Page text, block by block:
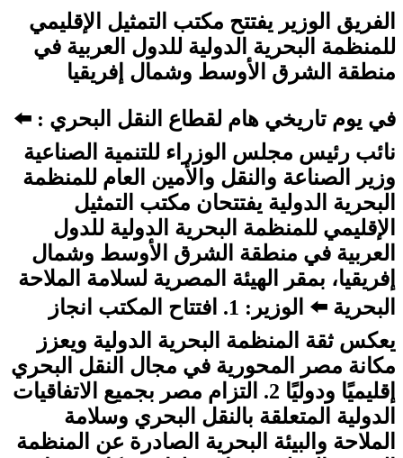
الفريق الوزير يفتتح مكتب التمثيل الإقليمي
للمنظمة البحرية الدولية للدول العربية في
منطقة الشرق الأوسط وشمال إفريقيا
في يوم تاريخي هام لقطاع النقل البحري : ⬅️
نائب رئيس مجلس الوزراء للتنمية الصناعية
وزير الصناعة والنقل والأمين العام للمنظمة
البحرية الدولية يفتتحان مكتب التمثيل
الإقليمي للمنظمة البحرية الدولية للدول
العربية في منطقة الشرق الأوسط وشمال
إفريقيا، بمقر الهيئة المصرية لسلامة الملاحة
البحرية ⬅️ الوزير: 1. افتتاح المكتب انجاز
يعكس ثقة المنظمة البحرية الدولية ويعزز
مكانة مصر المحورية في مجال النقل البحري
إقليميًا ودوليًا 2. التزام مصر بجميع الاتفاقيات
الدولية المتعلقة بالنقل البحري وسلامة
الملاحة والبيئة البحرية الصادرة عن المنظمة